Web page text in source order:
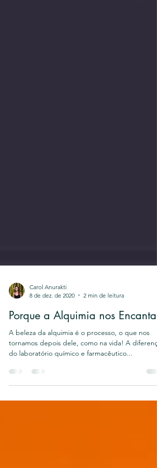
8 de dez. de 2020
2 min de leitura
Porque a Alquimia nos Encanta
A beleza da alquimia é o processo, o que nos
do laboratório químico e farmacêutico...